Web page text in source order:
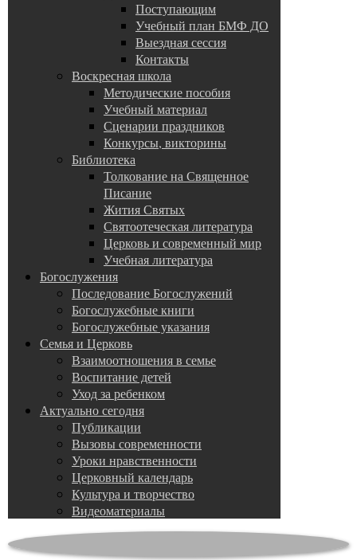
Поступающим
Учебный план БМФ ДО
Выездная сессия
Контакты
Воскресная школа
Методические пособия
Учебный материал
Сценарии праздников
Конкурсы, викторины
Библиотека
Толкование на Священное
Писание
Жития Святых
Святоотеческая литература
Церковь и современный мир
Учебная литература
Богослужения
Последование Богослужений
Богослужебные книги
Богослужебные указания
Семья и Церковь
Взаимоотношения в семье
Воспитание детей
Уход за ребенком
Актуально сегодня
Публикации
Вызовы современности
Уроки нравственности
Церковный календарь
Культура и творчество
Видеоматериалы